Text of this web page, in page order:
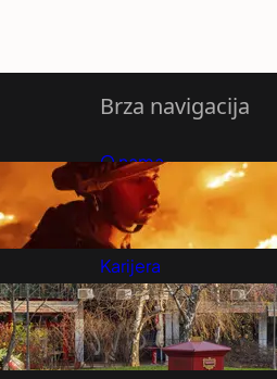
Hercegovina
godine“:
metro na
Brza navigacija
O nama
Predloži Vest
Pretplatite se na vesti
Karijera
Marketing
Kontakt